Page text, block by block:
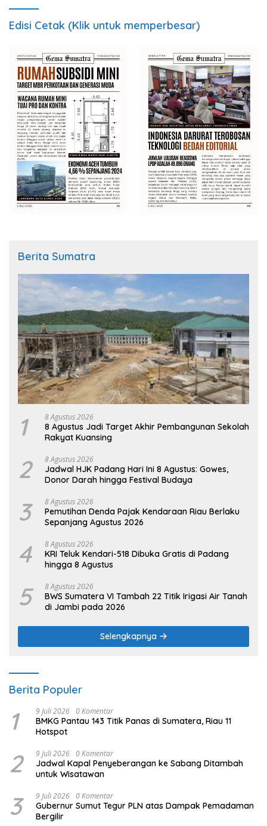
Edisi Cetak (Klik untuk memperbesar)
Berita Sumatra
1 8 Agustus 2026
8 Agustus Jadi Target Akhir Pembangunan Sekolah
Rakyat Kuansing
2 8 Agustus 2026
Jadwal HJK Padang Hari Ini 8 Agustus: Gowes,
Donor Darah hingga Festival Budaya
3 8 Agustus 2026
Pemutihan Denda Pajak Kendaraan Riau Berlaku
Sepanjang Agustus 2026
4 8 Agustus 2026
KRI Teluk Kendari-518 Dibuka Gratis di Padang
hingga 8 Agustus
5 8 Agustus 2026
BWS Sumatera VI Tambah 22 Titik Irigasi Air Tanah
di Jambi pada 2026
Selengkapnya
Berita Populer
1 9 Juli 2026 0 Komentar
BMKG Pantau 143 Titik Panas di Sumatera, Riau 11
Hotspot
2 9 Juli 2026 0 Komentar
Jadwal Kapal Penyeberangan ke Sabang Ditambah
untuk Wisatawan
3 9 Juli 2026 0 Komentar
Gubernur Sumut Tegur PLN atas Dampak Pemadaman
Bergilir